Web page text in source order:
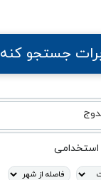
جستجو کنه
استخدامی